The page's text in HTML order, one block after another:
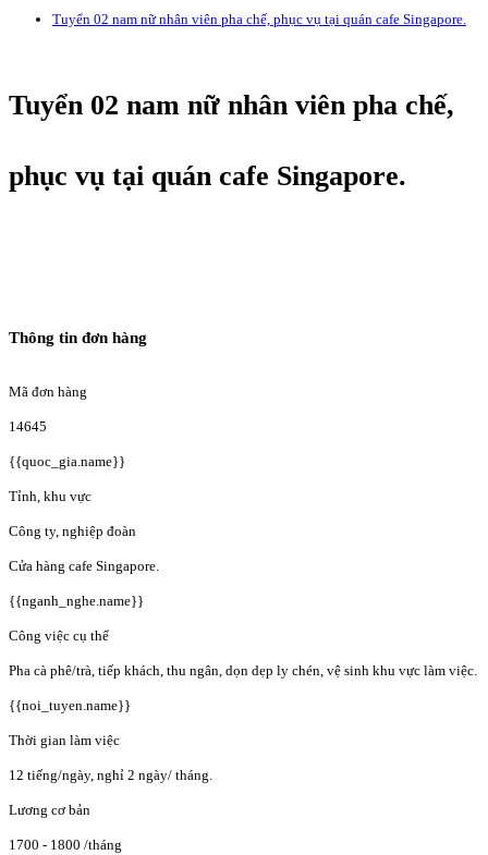
Tuyển 02 nam nữ nhân viên pha chế, phục vụ tại quán cafe Singapore.
Tuyển 02 nam nữ nhân viên pha chế,
phục vụ tại quán cafe Singapore.
Thông tin đơn hàng
Mã đơn hàng
14645
{{quoc_gia.name}}
Tỉnh, khu vực
Công ty, nghiệp đoàn
Cửa hàng cafe Singapore.
{{nganh_nghe.name}}
Công việc cụ thể
Pha cà phê/trà, tiếp khách, thu ngân, dọn dẹp ly chén, vệ sinh khu vực làm việc.
{{noi_tuyen.name}}
Thời gian làm việc
12 tiếng/ngày, nghỉ 2 ngày/ tháng.
Lương cơ bản
1700 - 1800 /tháng